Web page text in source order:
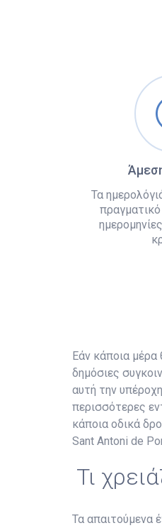
Τα
Εάν κάποια μέρα
δημόσιες
αυτή την
περισσότερες
κάποια οδικά
Sant Antoni de
Τι
Τα απαιτούμενα